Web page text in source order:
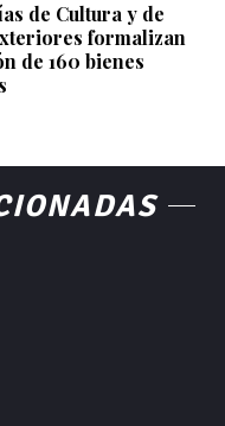
de Cultura y de
formalizan
de 160 bienes